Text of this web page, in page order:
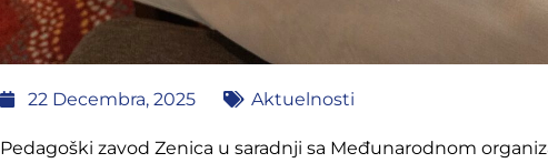
22 Decembra, 2025 Aktuelnosti
Pedagoški zavod Zenica u saradnji sa Međunarodnom